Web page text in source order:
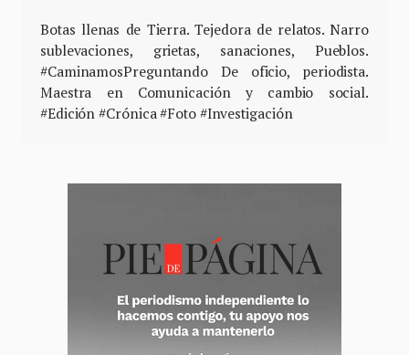
Botas llenas de Tierra. Tejedora de relatos. Narro
sublevaciones, grietas, sanaciones, Pueblos.
#CaminamosPreguntando De oficio, periodista.
Maestra en Comunicación y cambio social.
#Edición #Crónica #Foto #Investigación